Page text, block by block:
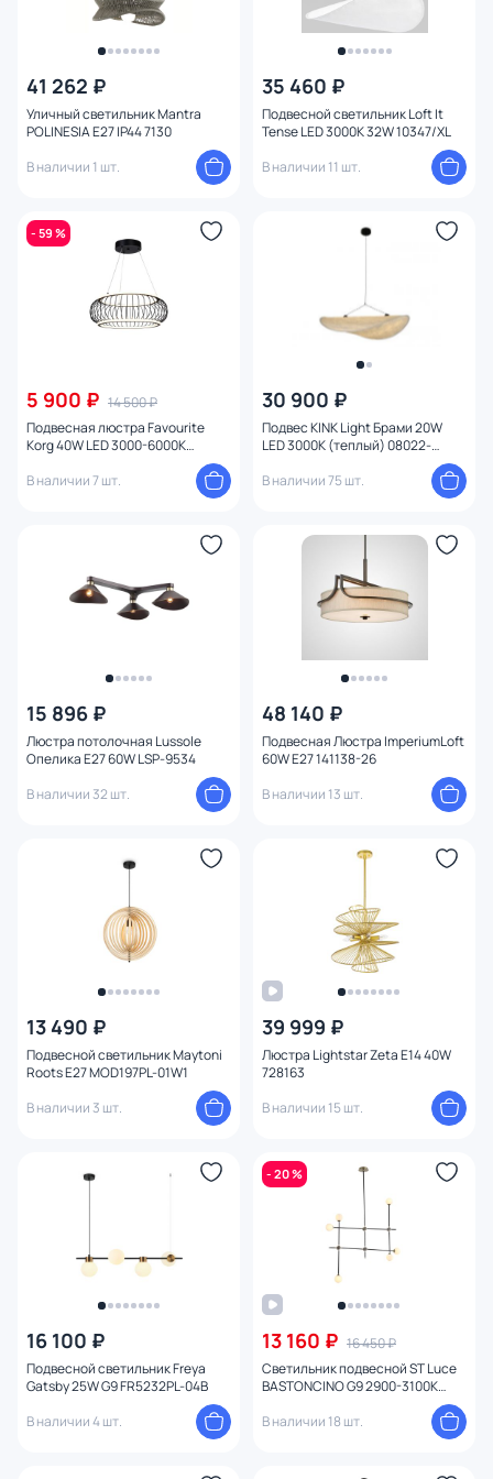
41 262 ₽
Уличный светильник Mantra
POLINESIA E27 IP44 7130
В наличии 1 шт.
35 460 ₽
Подвесной светильник Loft It
Tense LED 3000K 32W 10347/XL
В наличии 11 шт.
- 59 %
5 900 ₽ 14 500 ₽
Подвесная люстра Favourite
Korg 40W LED 3000-6000К
4435-2P
В наличии 7 шт.
30 900 ₽
Подвес KINK Light Брами 20W
LED 3000К (теплый) 08022-
В наличии 75 шт.
15 896 ₽
Люстра потолочная Lussole
Опелика E27 60W LSP-9534
В наличии 32 шт.
48 140 ₽
Подвесная Люстра ImperiumLoft
60W E27 141138-26
В наличии 13 шт.
13 490 ₽
Подвесной светильник Maytoni
Roots E27 MOD197PL-01W1
В наличии 3 шт.
39 999 ₽
Люстра Lightstar Zeta E14 40W
728163
В наличии 15 шт.
16 100 ₽
Подвесной светильник Freya
Gatsby 25W G9 FR5232PL-04B
В наличии 4 шт.
- 20 %
13 160 ₽ 16 450 ₽
Светильник подвесной ST Luce
BASTONCINO G9 2900-3100К
В наличии 18 шт.